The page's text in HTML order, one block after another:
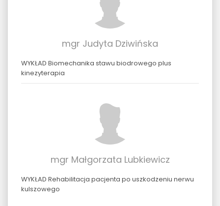
mgr Judyta Dziwińska
WYKŁAD Biomechanika stawu biodrowego plus
kinezyterapia
mgr Małgorzata Lubkiewicz
WYKŁAD Rehabilitacja pacjenta po uszkodzeniu nerwu
kulszowego